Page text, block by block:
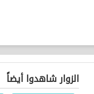
الزوار شاهدوا أيضاً